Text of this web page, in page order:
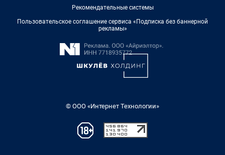
Рекомендательные системы
Пользовательское соглашение сервиса «Подписка без баннерной
рекламы»
© ООО «Интернет Технологии»